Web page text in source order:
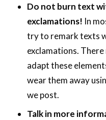
Do not burn text
exclamations! In
try to remark texts
exclamations.
adapt these
wear them away
we post.
Talk in more